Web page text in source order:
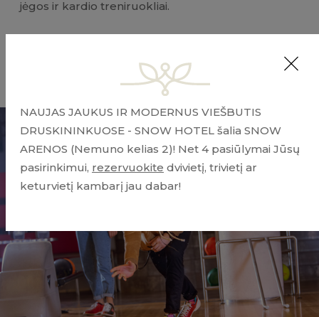
jėgos ir kardio treniruokliai.
NAUJAS JAUKUS IR MODERNUS VIEŠBUTIS
DRUSKININKUOSE - SNOW HOTEL šalia SNOW
ARENOS (Nemuno kelias 2)! Net 4 pasiūlymai Jūsų
pasirinkimui, rezervuokite dvivietį, trivietį ar
keturvietį kambarį jau dabar!